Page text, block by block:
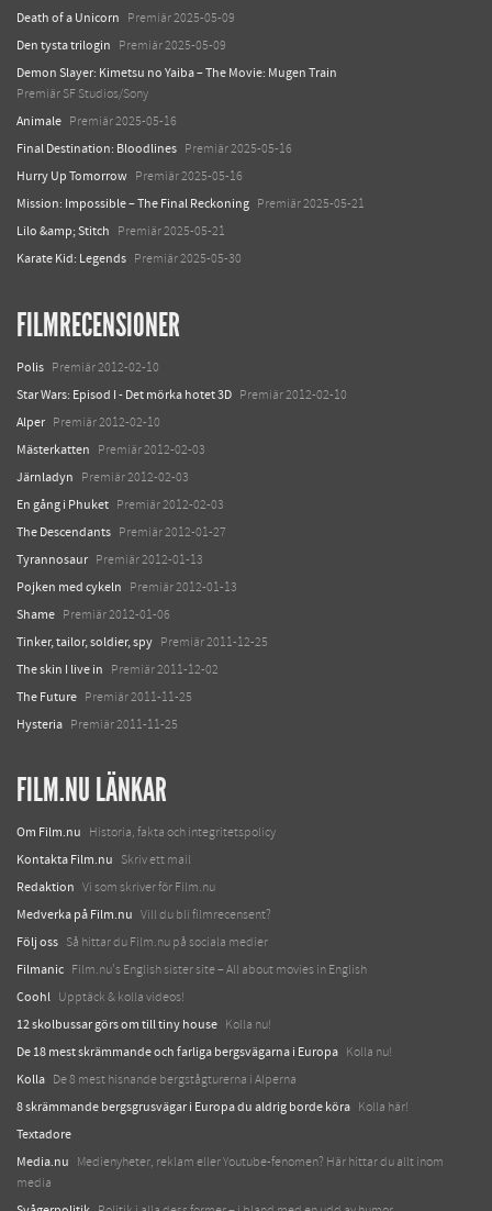
Death of a Unicorn Premiär 2025-05-09
Den tysta trilogin Premiär 2025-05-09
Demon Slayer: Kimetsu no Yaiba – The Movie: Mugen Train
Premiär SF Studios/Sony
Animale Premiär 2025-05-16
Final Destination: Bloodlines Premiär 2025-05-16
Hurry Up Tomorrow Premiär 2025-05-16
Mission: Impossible – The Final Reckoning Premiär 2025-05-21
Lilo &amp; Stitch Premiär 2025-05-21
Karate Kid: Legends Premiär 2025-05-30
FILMRECENSIONER
Polis Premiär 2012-02-10
Star Wars: Episod I - Det mörka hotet 3D Premiär 2012-02-10
Alper Premiär 2012-02-10
Mästerkatten Premiär 2012-02-03
Järnladyn Premiär 2012-02-03
En gång i Phuket Premiär 2012-02-03
The Descendants Premiär 2012-01-27
Tyrannosaur Premiär 2012-01-13
Pojken med cykeln Premiär 2012-01-13
Shame Premiär 2012-01-06
Tinker, tailor, soldier, spy Premiär 2011-12-25
The skin I live in Premiär 2011-12-02
The Future Premiär 2011-11-25
Hysteria Premiär 2011-11-25
FILM.NU LÄNKAR
Om Film.nu Historia, fakta och integritetspolicy
Kontakta Film.nu Skriv ett mail
Redaktion Vi som skriver för Film.nu
Medverka på Film.nu Vill du bli filmrecensent?
Följ oss Så hittar du Film.nu på sociala medier
Filmanic Film.nu's English sister site – All about movies in English
Coohl Upptäck & kolla videos!
12 skolbussar görs om till tiny house Kolla nu!
De 18 mest skrämmande och farliga bergsvägarna i Europa Kolla nu!
Kolla De 8 mest hisnande bergstågturerna i Alperna
8 skrämmande bergsgrusvägar i Europa du aldrig borde köra Kolla här!
Textadore
Media.nu
Medienyheter, reklam eller Youtube-fenomen? Här hittar du allt inom
media